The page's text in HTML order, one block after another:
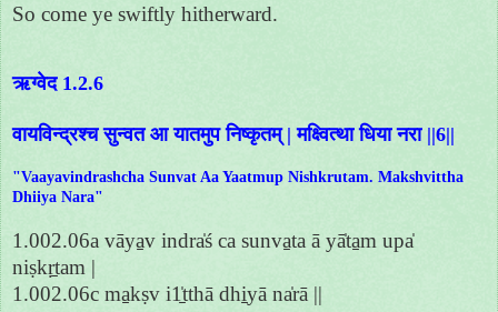
So come ye swiftly hitherward.
ऋग्वेद 1.2.6
वायविन्द्रश्च सुन्वत आ यातमुप निष्कृतम् | मक्ष्वित्था धिया नरा ||6||
"Vaayavindrashcha Sunvat Aa Yaatmup Nishkrutam. Makshvittha
Dhiiya Nara"
1.002.06a vāya̱v indra̍ś ca sunva̱ta ā yā̍ta̱m upa̍
niṣkṛ̱tam |
1.002.06c ma̱kṣv i1̱̍tthā dhi̱yā na̍rā ||